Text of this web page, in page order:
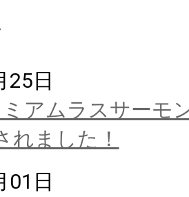
25日
ミアムラスサーモ
れました！
01日